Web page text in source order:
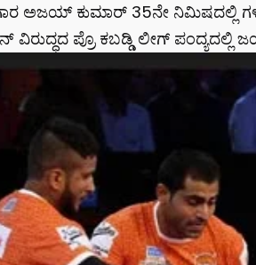
ಅಜಯ್ ಕುಮಾರ್ 35ನೇ ನಿಮಿಷದಲ್ಲಿ
ವಿರುದ್ಧದ ಪ್ರೊ ಕಬಡ್ಡಿ ಲೀಗ್